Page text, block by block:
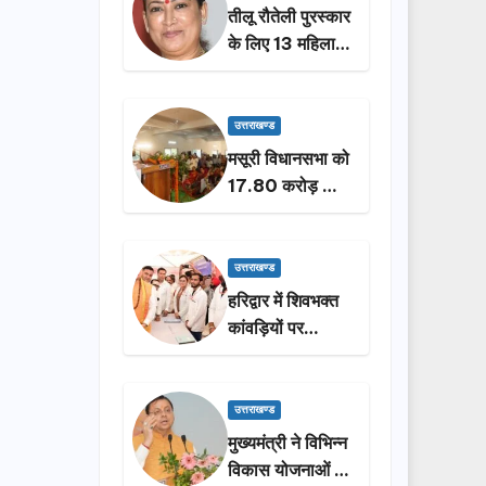
तीलू रौतेली पुरस्कार
के लिए 13 महिलाओं
का चयन, 35
कार्यकर्तियां भी होंगी
सम्मानित…
उत्तराखण्ड
मसूरी विधानसभा को
17.80 करोड़ की
विकास योजनाओं की
ने किया लोकार्पण-
शिलान्यास.
उत्तराखण्ड
हरिद्वार में शिवभक्त
कांवड़ियों पर
पुष्पवर्षा, मुख्यमंत्री
प्रक्षालन…
उत्तराखण्ड
मुख्यमंत्री ने विभिन्न
विकास योजनाओं के